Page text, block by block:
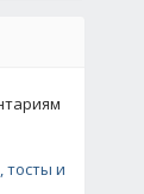
тосты и